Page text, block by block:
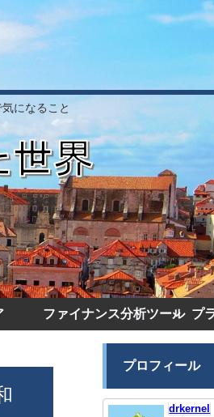
になること
ファイナンス分析ツール プ
プロフィール
drkernel